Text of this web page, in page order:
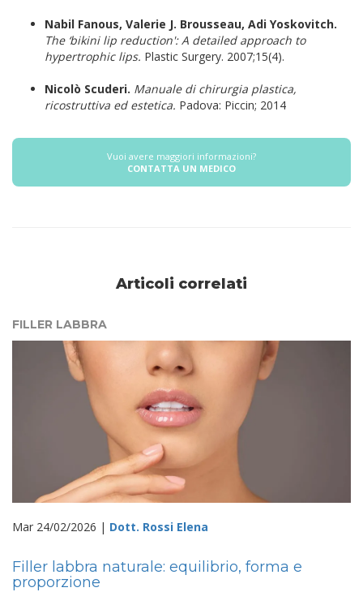
Nabil Fanous, Valerie J. Brousseau, Adi Yoskovitch.
The ‘bikini lip reduction': A detailed approach to
hypertrophic lips. Plastic Surgery. 2007;15(4).
Nicolò Scuderi. Manuale di chirurgia plastica,
ricostruttiva ed estetica. Padova: Piccin; 2014
Vuoi avere maggiori informazioni?
CONTATTA UN MEDICO
Articoli correlati
FILLER LABBRA
Mar 24/02/2026 | Dott. Rossi Elena
Filler labbra naturale: equilibrio, forma e
proporzione